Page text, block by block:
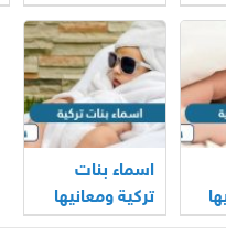
اسماء بنات
تركية ومعانيها